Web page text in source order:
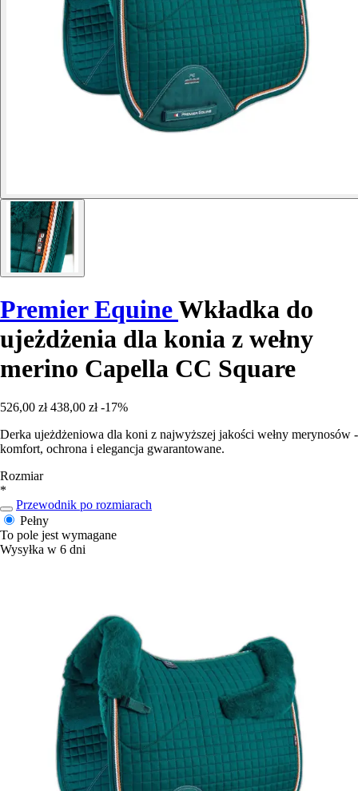
Premier EquineWkładka do
ujeżdżenia dla konia z wełny
merino Capella CC Square
526,00 zł 438,00 zł -17%
Derka ujeżdżeniowa dla koni z najwyższej jakości wełny merynosów -
komfort, ochrona i elegancja gwarantowane.
Rozmiar
*
Przewodnik po rozmiarach
Pełny
To pole jest wymagane
Wysyłka w 6 dni